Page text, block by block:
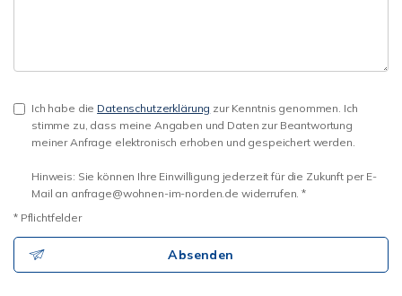
Ich habe die Datenschutzerklärung zur Kenntnis genommen. Ich
stimme zu, dass meine Angaben und Daten zur Beantwortung
meiner Anfrage elektronisch erhoben und gespeichert werden.
Hinweis: Sie können Ihre Einwilligung jederzeit für die Zukunft per E-
Mail an anfrage@wohnen-im-norden.de widerrufen. *
* Pflichtfelder
Absenden